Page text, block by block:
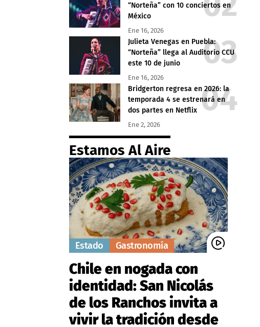
“Norteña” con 10 conciertos en
México
Ene 16, 2026
Julieta Venegas en Puebla:
“Norteña” llega al Auditorio CCU
este 10 de junio
Ene 16, 2026
Bridgerton regresa en 2026: la
temporada 4 se estrenará en
dos partes en Netflix
Ene 2, 2026
Estamos Al Aire
Estado Gastronomía
Chile en nogada con
identidad: San Nicolás
de los Ranchos invita a
vivir la tradición desde